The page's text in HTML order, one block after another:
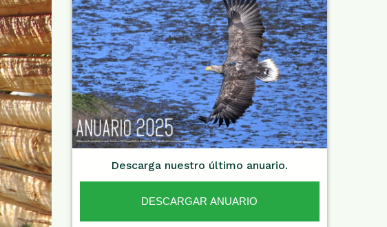
Descarga nuestro último anuario.
DESCARGAR ANUARIO